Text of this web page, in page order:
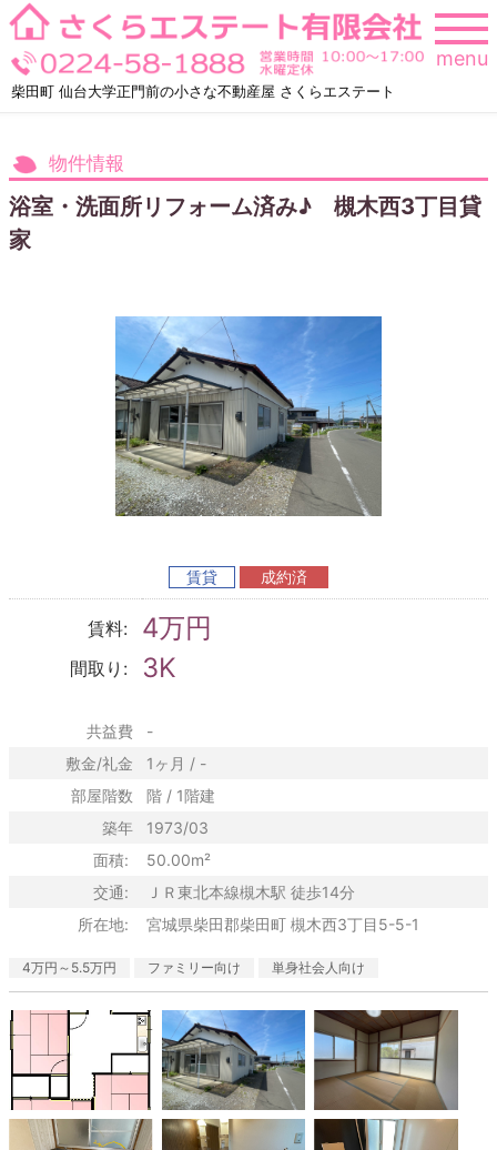
Skip
to
content
柴田町 仙台大学正門前の小さな不動産屋 さくらエステート
menu
物件情報
浴室・洗面所リフォーム済み♪ 槻木西3丁目貸
家
賃貸 成約済
賃料: 4万円
間取り: 3K
共益費
-
敷金/礼金
1ヶ月 / -
部屋階数
階 / 1階建
築年
1973/03
面積:
50.00m²
交通:
ＪＲ東北本線槻木駅 徒歩14分
所在地:
宮城県柴田郡柴田町 槻木西3丁目5-5-1
4万円～5.5万円 ファミリー向け 単身社会人向け